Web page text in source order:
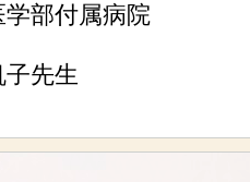
部付属病院
先生